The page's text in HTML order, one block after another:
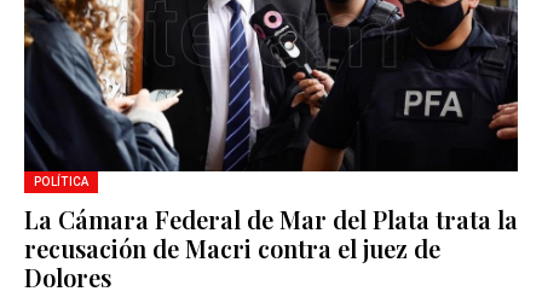
POLÍTICA
La Cámara Federal de Mar del Plata trata la
recusación de Macri contra el juez de
Dolores